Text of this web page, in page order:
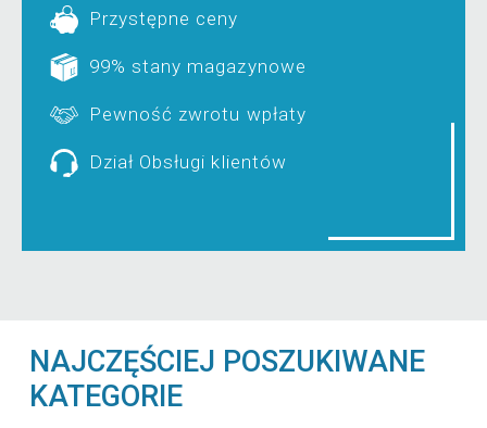
Przystępne ceny
99% stany magazynowe
Pewność zwrotu wpłaty
Dział Obsługi klientów
NAJCZĘŚCIEJ POSZUKIWANE
KATEGORIE